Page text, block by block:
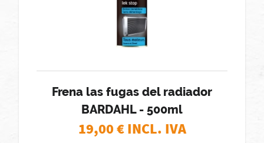
Frena las fugas del radiador
BARDAHL - 500ml
19,00€ INCL. IVA